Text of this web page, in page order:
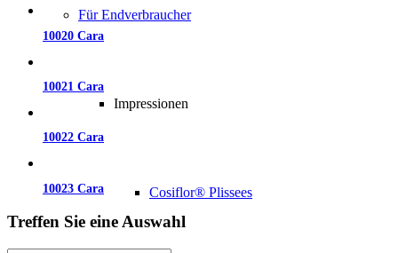
Für Endverbraucher
Impressionen
Cosiflor® Plissees
10020 Cara
10021 Cara
10022 Cara
10023 Cara
Treffen Sie eine Auswahl